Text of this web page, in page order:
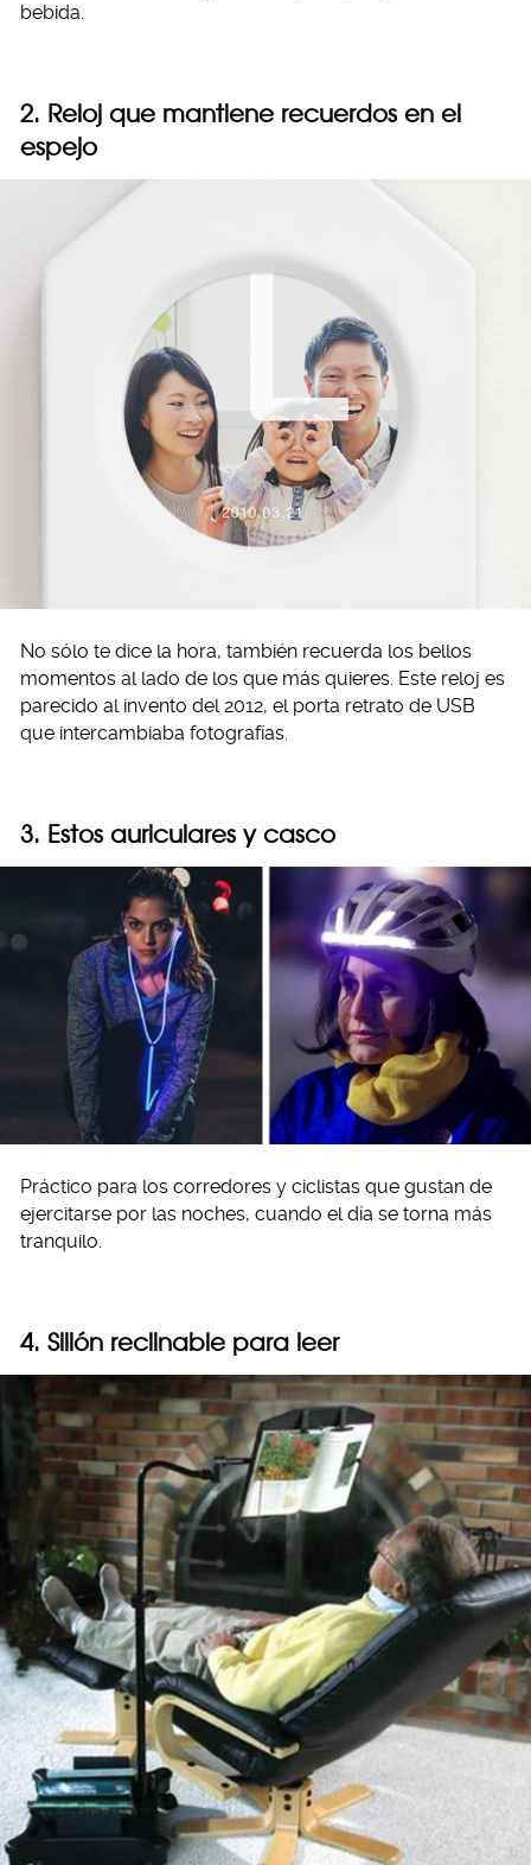
bebida.
2. Reloj que mantiene recuerdos en el
espejo
No sólo te dice la hora, también recuerda los bellos
momentos al lado de los que más quieres. Este reloj es
parecido al invento del 2012, el porta retrato de USB
que intercambiaba fotografías.
3. Estos auriculares y casco
Práctico para los corredores y ciclistas que gustan de
ejercitarse por las noches, cuando el día se torna más
tranquilo.
4. Sillón reclinable para leer